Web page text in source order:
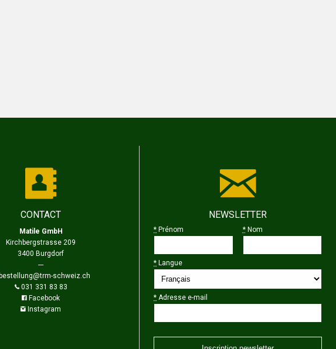
CONTACT
Matile GmbH
Kirchbergstrasse 209
3400 Burgdorf
---
bestellung@trm-schweiz.ch
031 331 83 83
Facebook
Instagram
NEWSLETTER
* Prénom *Nom
* Langue
* Adresse e-mail